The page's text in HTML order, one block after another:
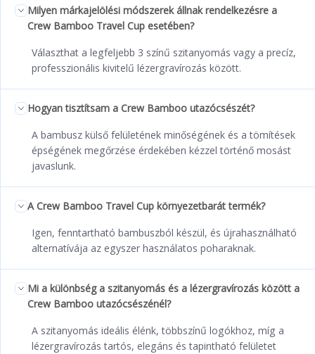
Milyen márkajelölési módszerek állnak rendelkezésre a
Crew Bamboo Travel Cup esetében?
Választhat a legfeljebb 3 színű szitanyomás vagy a precíz,
professzionális kivitelű lézergravírozás között.
Hogyan tisztítsam a Crew Bamboo utazócsészét?
A bambusz külső felületének minőségének és a tömítések
épségének megőrzése érdekében kézzel történő mosást
javaslunk.
A Crew Bamboo Travel Cup környezetbarát termék?
Igen, fenntartható bambuszból készül, és újrahasználható
alternatívája az egyszer használatos poharaknak.
Mi a különbség a szitanyomás és a lézergravírozás között a
Crew Bamboo utazócsészénél?
A szitanyomás ideális élénk, többszínű logókhoz, míg a
lézergravírozás tartós, elegáns és tapintható felületet